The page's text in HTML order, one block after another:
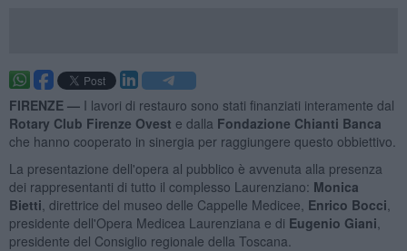
FIRENZE — I lavori di restauro sono stati finanziati interamente dal
Rotary Club Firenze Ovest e dalla Fondazione Chianti Banca
che hanno cooperato in sinergia per raggiungere questo obbiettivo.
La presentazione dell'opera al pubblico è avvenuta alla presenza
dei rappresentanti di tutto il complesso Laurenziano: Monica
Bietti , direttrice del museo delle Cappelle Medicee, Enrico Bocci
presidente dell'Opera Medicea Laurenziana e di Eugenio Giani
presidente del Consiglio regionale della Toscana.